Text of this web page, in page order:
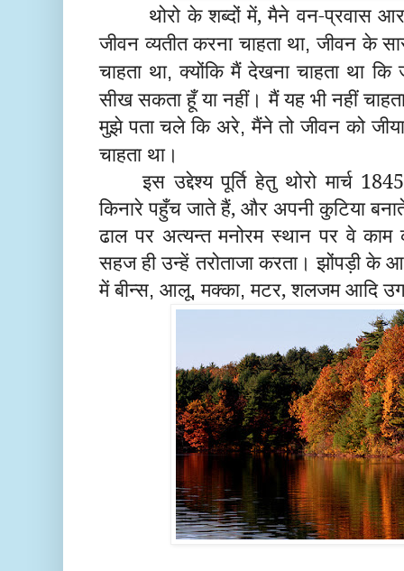
थोरो के शब्दों में, मैने वन-प्रवास
जीवन व्यतीत करना चाहता था,जीवन के
चाहता था, क्योंकि मैं देखना चाहता था
सीख सकता हूँ या नहीं। मैं यह भी नहीं
मुझे पता चले कि अरे,मैंने तो जीवन को
चाहता था।
इस उद्देश्य पूर्ति हेतु थोरो मार्च
किनारे पहुँच जाते हैं, और अपनी कुटिया
ढाल पर अत्यन्त मनोरम स्थान पर वे
सहज ही उन्हें तरोताजा करता। झोंपड़ी के
में बीन्स, आलू,मक्का,मटर, शलजम आदि